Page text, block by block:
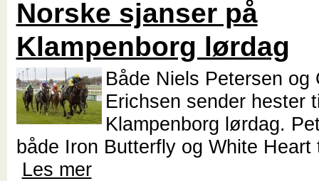
Norske sjanser på
Klampenborg lørdag
Både Niels Petersen og
Erichsen sender hester
Klampenborg lørdag.
både Iron Butterfly og White Heart
Les mer